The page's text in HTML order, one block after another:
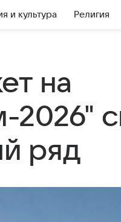
и культура Религия
на
2026"
ряд